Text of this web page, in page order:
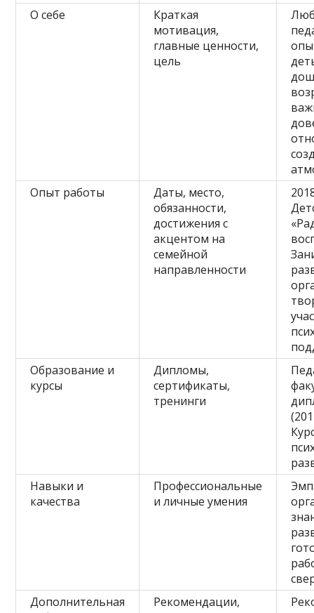
О себе
Краткая
мотивация,
главные ценности,
цель
Опыт работы
Даты, место,
обязанности,
достижения с
акцентом на
семейной
направленности
Образование и
курсы
Дипломы,
сертификаты,
тренинги
Навыки и
качества
Профессиональные
и личные умения
Дополнительная
Рекомендации,